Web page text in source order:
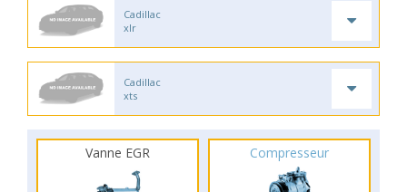
Cadillac
xlr
Cadillac
xts
Vanne EGR Compresseur